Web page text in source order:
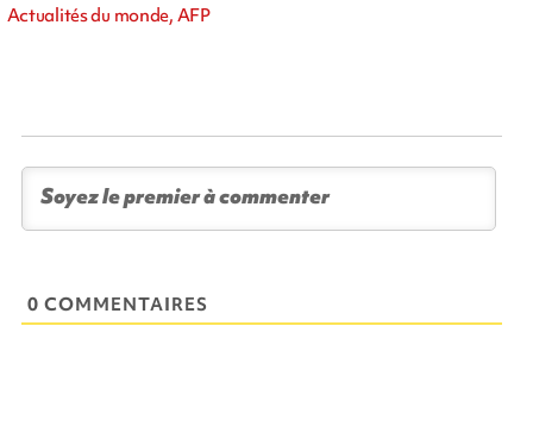
Actualités du monde, AFP
0 COMMENTAIRES